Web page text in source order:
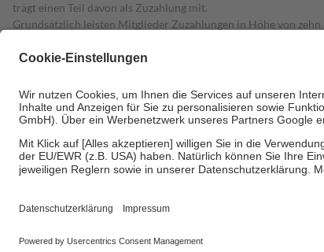
trägt einen Teil davon als Zuzahlung mit.
Grundsätzlich leisten Mitglieder Zuzahlungen in Höhe von zehn
Diese Regeln gelten grundsätzlich auch für Online-Apotheken.
Um das Engagement der Versicherten für ihre eigene
• Kindern und Jugendlichen bis zum vollendeten 18.
• Untersuchungen zur Vorsorge und Früherkennung, die von
• empfohlenen Schutzimpfungen
• Harn- und Blutteststreifen
Informationen findest du hier: https://help.etrusted.com/hc/de/